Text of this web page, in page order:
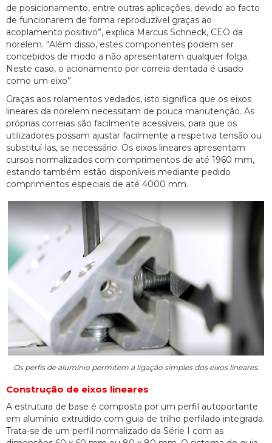
de posicionamento, entre outras aplicações, devido ao facto
de funcionarem de forma reproduzível graças ao
acoplamento positivo”, explica Marcus Schneck, CEO da
norelem. “Além disso, estes componentes podem ser
concebidos de modo a não apresentarem qualquer folga.
Neste caso, o acionamento por correia dentada é usado
como um eixo”.
Graças aos rolamentos vedados, isto significa que os eixos
lineares da norelem necessitam de pouca manutenção. As
próprias correias são facilmente acessíveis, para que os
utilizadores possam ajustar facilmente a respetiva tensão ou
substituí-las, se necessário. Os eixos lineares apresentam
cursos normalizados com comprimentos de até 1960 mm,
estando também estão disponíveis mediante pedido
comprimentos especiais de até 4000 mm.
Os perfis de alumínio permitem a ligação simples dos eixos lineares.
Construção de eixos lineares
A estrutura de base é composta por um perfil autoportante
em alumínio extrudido com guia de trilho perfilado integrada.
Trata-se de um perfil normalizado da Série I com as